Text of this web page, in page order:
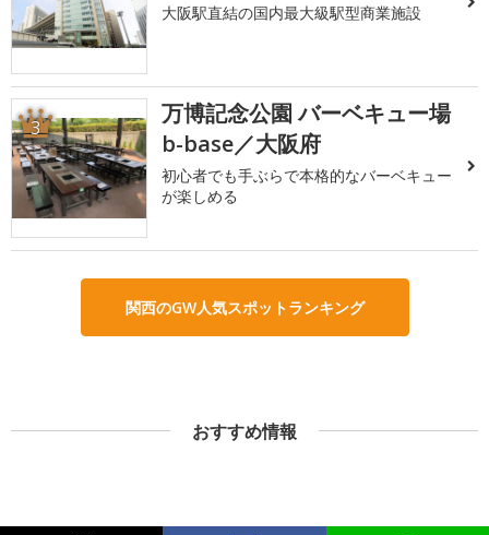
大阪駅直結の国内最大級駅型商業施設
3
万博記念公園 バーベキュー場
b-base／大阪府
初心者でも手ぶらで本格的なバーベキュー
が楽しめる
関西のGW人気スポットランキング
おすすめ情報